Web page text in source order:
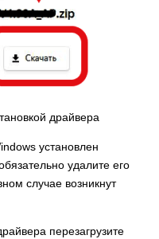
драйвера
установлен
удалите его
случае возникнут
перезагрузите